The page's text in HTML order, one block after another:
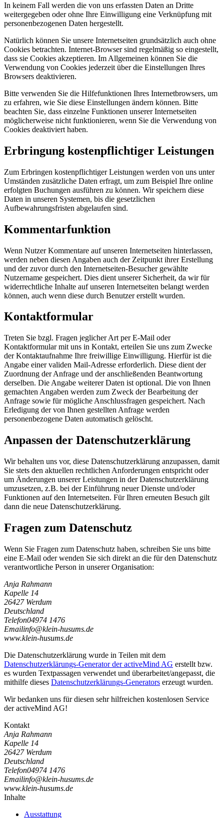
In keinem Fall werden die von uns erfassten Daten an Dritte
weitergegeben oder ohne Ihre Einwilligung eine Verknüpfung mit
personenbezogenen Daten hergestellt.
Natürlich können Sie unsere Internetseiten grundsätzlich auch ohne
Cookies betrachten. Internet-Browser sind regelmäßig so eingestellt,
dass sie Cookies akzeptieren. Im Allgemeinen können Sie die
Verwendung von Cookies jederzeit über die Einstellungen Ihres
Browsers deaktivieren.
Bitte verwenden Sie die Hilfefunktionen Ihres Internetbrowsers, um
zu erfahren, wie Sie diese Einstellungen ändern können. Bitte
beachten Sie, dass einzelne Funktionen unserer Internetseiten
möglicherweise nicht funktionieren, wenn Sie die Verwendung von
Cookies deaktiviert haben.
Erbringung kostenpflichtiger Leistungen
Zum Erbringen kostenpflichtiger Leistungen werden von uns unter
Umständen zusätzliche Daten erfragt, um zum Beispiel Ihre online
erfolgten Buchungen ausführen zu können. Wir speichern diese
Daten in unseren Systemen, bis die gesetzlichen
Aufbewahrungsfristen abgelaufen sind.
Kommentarfunktion
Wenn Nutzer Kommentare auf unseren Internetseiten hinterlassen,
werden neben diesen Angaben auch der Zeitpunkt ihrer Erstellung
und der zuvor durch den Internetseiten-Besucher gewählte
Nutzername gespeichert. Dies dient unserer Sicherheit, da wir für
widerrechtliche Inhalte auf unseren Internetseiten belangt werden
können, auch wenn diese durch Benutzer erstellt wurden.
Kontaktformular
Treten Sie bzgl. Fragen jeglicher Art per E-Mail oder
Kontaktformular mit uns in Kontakt, erteilen Sie uns zum Zwecke
der Kontaktaufnahme Ihre freiwillige Einwilligung. Hierfür ist die
Angabe einer validen Mail-Adresse erforderlich. Diese dient der
Zuordnung der Anfrage und der anschließenden Beantwortung
derselben. Die Angabe weiterer Daten ist optional. Die von Ihnen
gemachten Angaben werden zum Zweck der Bearbeitung der
Anfrage sowie für mögliche Anschlussfragen gespeichert. Nach
Erledigung der von Ihnen gestellten Anfrage werden
personenbezogene Daten automatisch gelöscht.
Anpassen der Datenschutzerklärung
Wir behalten uns vor, diese Datenschutzerklärung anzupassen, damit
Sie stets den aktuellen rechtlichen Anforderungen entspricht oder
um Änderungen unserer Leistungen in der Datenschutzerklärung
umzusetzen, z.B. bei der Einführung neuer Dienste und/oder
Funktionen auf den Internetseiten. Für Ihren erneuten Besuch gilt
dann die neue Datenschutzerklärung.
Fragen zum Datenschutz
Wenn Sie Fragen zum Datenschutz haben, schreiben Sie uns bitte
eine E-Mail oder wenden Sie sich direkt an die für den Datenschutz
verantwortliche Person in unserer Organisation:
Anja Rahmann
Kapelle 14
26427 Werdum
Deutschland
Telefon04974 1476
Emailinfo@klein-husums.de
www.klein-husums.de
Die Datenschutzerklärung wurde in Teilen mit dem
Datenschutzerklärungs-Generator der activeMind AG erstellt bzw.
es wurden Textpassagen verwendet und überarbeitet/angepasst, die
mithilfe dieses Datenschutzerklärungs-Generators erzeugt wurden.
Wir bedanken uns für diesen sehr hilfreichen kostenlosen Service
der activeMind AG!
Kontakt
Anja Rahmann
Kapelle 14
26427 Werdum
Deutschland
Telefon04974 1476
Emailinfo@klein-husums.de
www.klein-husums.de
Inhalte
Ausstattung